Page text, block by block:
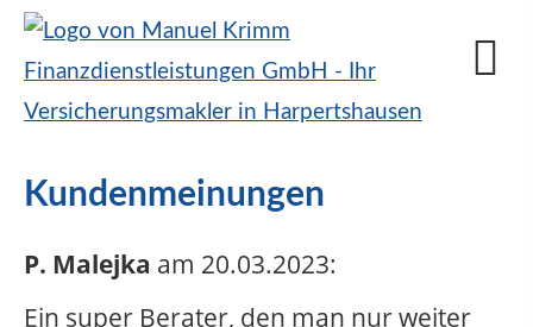
Kundenmeinungen
P. Malejka am 20.03.2023:
Ein super Berater, den man nur weiter